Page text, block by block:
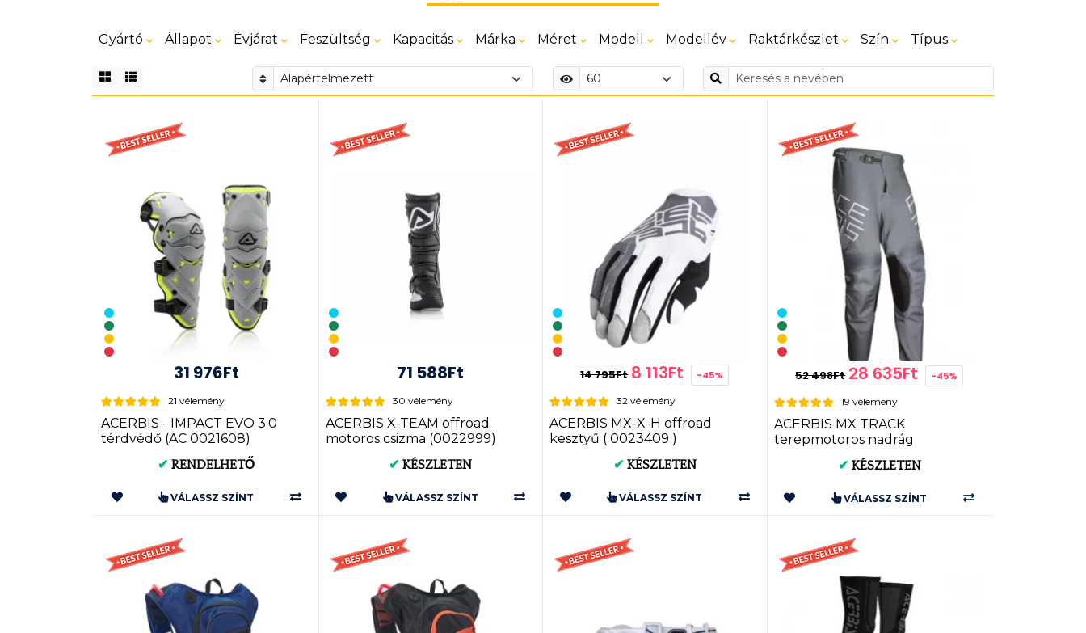
Gyártó Állapot Évjárat Feszültség Kapacitás Márka Méret Modell Modellév Raktárkészlet Szín Típus
31 976Ft
21 vélemény
ACERBIS - IMPACT EVO 3.0
térdvédő (AC 0021608)
✔RENDELHETŐ
VÁLASSZ SZÍNT
71 588Ft
30 vélemény
ACERBIS X-TEAM offroad
motoros csizma (0022999)
✔KÉSZLETEN
VÁLASSZ SZÍNT
14 795Ft 8 113Ft -45%
32 vélemény
ACERBIS MX-X-H offroad
kesztyű ( 0023409 )
✔ KÉSZLETEN
VÁLASSZ SZÍNT
52 498Ft 28 635Ft -45%
19 vélemény
ACERBIS MX TRACK
terepmotoros nadrág
✔ KÉSZLETEN
VÁLASSZ SZÍNT